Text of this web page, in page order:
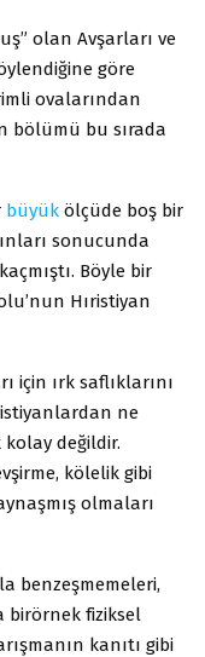
olan Avşarları ve
göre
ovalarından
bölümü bu sırada
büyük ölçüde boş bir
sonucunda
Böyle bir
Hıristiyan
için ırk saflıklarını
ne
kolay değildir.
kölelik gibi
olmaları
benzeşmemeleri,
birörnek fiziksel
kanıtı gibi